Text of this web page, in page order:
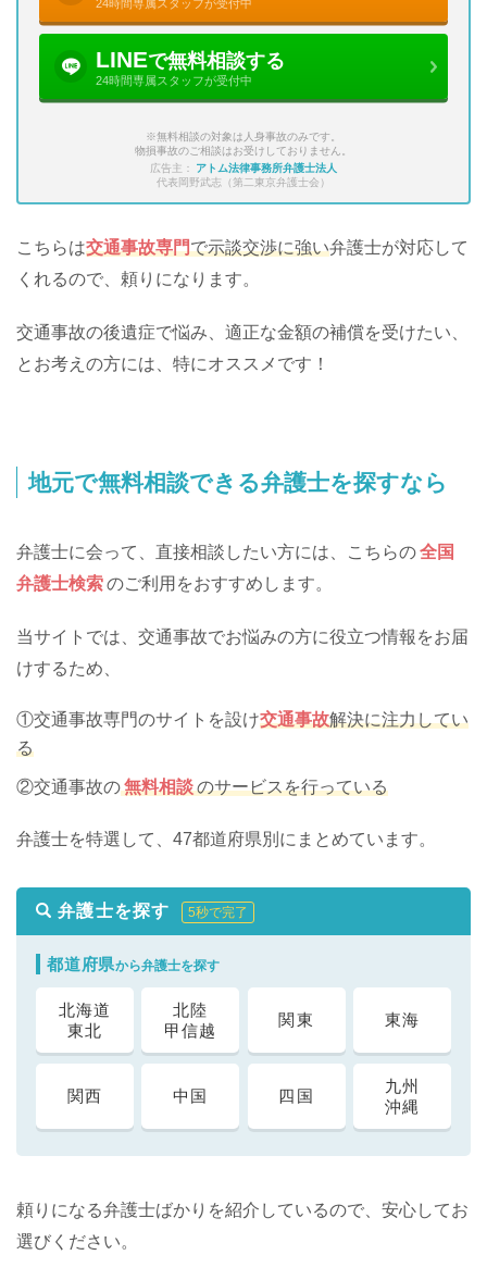
24時間専属スタッフが受付中
LINEで無料相談する
24時間専属スタッフが受付中
※無料相談の対象は人身事故のみです。
物損事故のご相談はお受けしておりません。
広告主：
アトム法律事務所弁護士法人
代表岡野武志（第二東京弁護士会）
こちらは交通事故専門で示談交渉に強い弁護士が対応して
くれるので、頼りになります。
交通事故の後遺症で悩み、適正な金額の補償を受けたい、
とお考えの方には、特にオススメです！
地元で無料相談できる弁護士を探すなら
弁護士に会って、直接相談したい方には、こちらの全国
弁護士検索のご利用をおすすめします。
当サイトでは、交通事故でお悩みの方に役立つ情報をお届
けするため、
①交通事故専門のサイトを設け交通事故解決に注力してい
る
②交通事故の無料相談のサービスを行っている
弁護士を特選して、47都道府県別にまとめています。
弁護士を探す 5秒で完了
都道府県から弁護士を探す
北海道
東北
北陸
甲信越
関東 東海
関西 中国 四国
九州
沖縄
頼りになる弁護士ばかりを紹介しているので、安心してお
選びください。